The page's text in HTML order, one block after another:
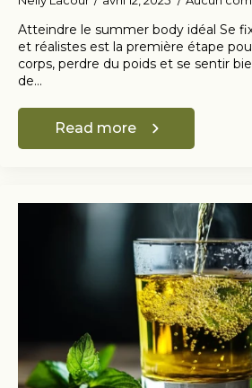
Atteindre le summer body idéal Se
et réalistes est la première étape
corps, perdre du poids et se sentir
de…
Read more